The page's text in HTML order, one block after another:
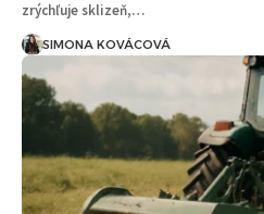
zrýchľuje sklizeň,…
SIMONA KOVÁCOVÁ